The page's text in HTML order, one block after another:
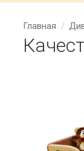
Главная